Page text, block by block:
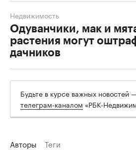
Одуванчики, мак и
растения могут
дачников
Недвижимость
Будьте в курсе важных новостей
телеграм-каналом «РБК-
Авторы Теги